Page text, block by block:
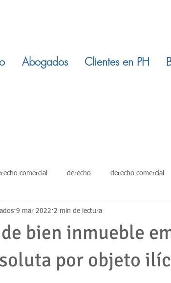
Abogados Clientes en PH
comercial derecho derecho comercial
restitucion inmuebles ley 820 de 2003
cooperativas impuestos
bien inmueble
por objeto
9 mar 2022 2 min de lectura